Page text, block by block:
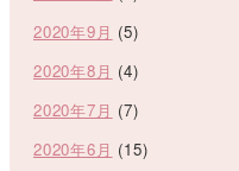
2020年9月 (5)
2020年8月 (4)
2020年7月 (7)
2020年6月 (15)